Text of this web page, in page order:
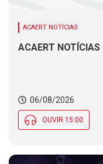
ACAERT NOTÍCIAS
ACAERT
06/08/2026
OUVIR 15:00